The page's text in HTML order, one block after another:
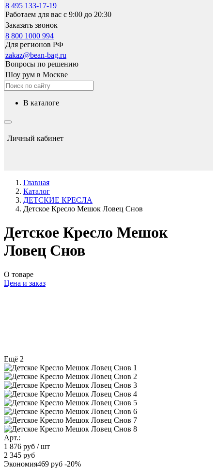
8 495 133-17-19
Работаем для вас с 9:00 до 20:30
Заказать звонок
8 800 1000 994
Для регионов РФ
zakaz@bean-bag.ru
Вопросы по решению
Шоу рум в Москве
в каталоге
Личный кабинет
Главная
Каталог
ДЕТСКИЕ КРЕСЛА
Детское Кресло Мешок Ловец Снов
Детское Кресло Мешок
Ловец Снов
О товаре
Цена и заказ
Ещё 2
Арт.:
1 876 руб / шт
2 345 руб
Экономия469 руб -20%